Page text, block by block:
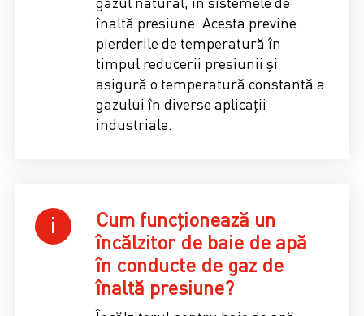
înaltă presiune. Acesta previne
pierderile de temperatură în
timpul reducerii presiunii și
asigură o temperatură constantă a
gazului în diverse aplicații
industriale.
Cum funcționează un
încălzitor de baie de apă
în conducte de gaz de
înaltă presiune?